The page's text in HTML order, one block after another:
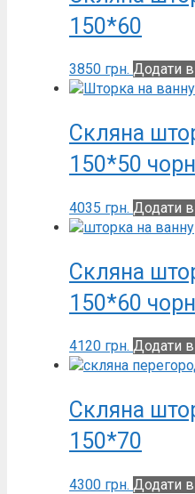
150*60
3850 грн. Додати
Скляна
150*50
4035 грн. Додати
Скляна
150*60
4120 грн. Додати
Скляна
150*70
4300 грн. Додати